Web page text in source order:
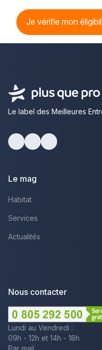
Je vérifie mon
Le label des Meilleures
Le mag
Habitat
Services
Actualités
Nous contacter
Lundi au Vendredi :
09h - 12h et 14h - 18h
Par mail